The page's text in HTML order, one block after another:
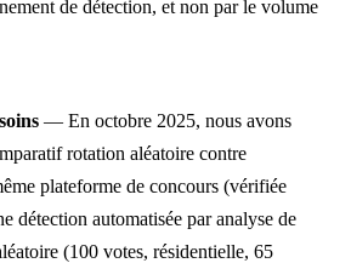
de détection, et non par le volume
— En octobre 2025, nous avons
rotation aléatoire contre
plateforme de concours (vérifiée
détection automatisée par analyse de
(100 votes, résidentielle, 65